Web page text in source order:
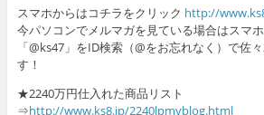
スマホからはコチラをクリック http://
今パソコンでメルマガを見ている場合はスマ
「@ks47」をID検索（@をお忘れなく）で佐
す！
★2240万円仕入れた商品リスト
⇒http://www.ks8.jp/2240lpmyblog.html